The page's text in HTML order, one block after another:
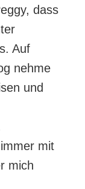
dass
Auf
nehme
und
mit
mich